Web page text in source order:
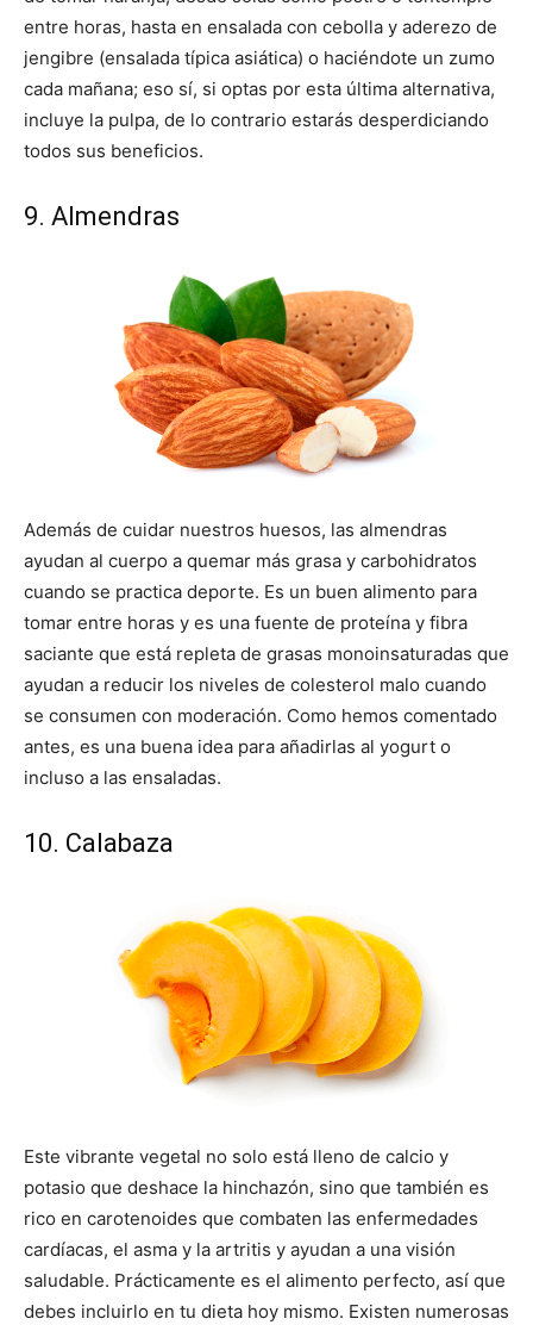
entre horas, hasta en ensalada con cebolla y aderezo de
jengibre (ensalada típica asiática) o haciéndote un zumo
cada mañana; eso sí, si optas por esta última alternativa,
incluye la pulpa, de lo contrario estarás desperdiciando
todos sus beneficios.
9. Almendras
Además de cuidar nuestros huesos, las almendras
ayudan al cuerpo a quemar más grasa y carbohidratos
cuando se practica deporte. Es un buen alimento para
tomar entre horas y es una fuente de proteína y fibra
saciante que está repleta de grasas monoinsaturadas que
ayudan a reducir los niveles de colesterol malo cuando
se consumen con moderación. Como hemos comentado
antes, es una buena idea para añadirlas al yogurt o
incluso a las ensaladas.
10. Calabaza
Este vibrante vegetal no solo está lleno de calcio y
potasio que deshace la hinchazón, sino que también es
rico en carotenoides que combaten las enfermedades
cardíacas, el asma y la artritis y ayudan a una visión
saludable. Prácticamente es el alimento perfecto, así que
debes incluirlo en tu dieta hoy mismo. Existen numerosas